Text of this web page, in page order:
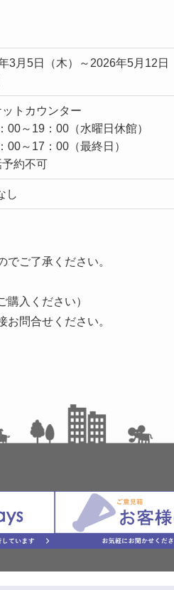
3月5日（木）～2026年5月12日
火）
トカウンター
00～19：00（水曜日休館）
00～17：00（最終日）
予約不可
し
でご了承ください。
購入ください）
お問合せください。